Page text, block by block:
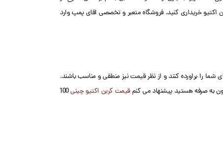
اکتیو خریداری کنید. فروشگاه متعبر و تخصصی اقای پمپ وارد
شما را براورده کنند و از نظر قیمت نیز منطقی و مناسب باشند.
به صرفه هستید پیشنهاد می کنمقیمت کربن اکتیو چینی100